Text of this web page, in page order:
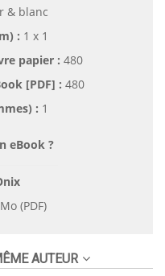
& blanc
: 1 x 1
papier : 480
[PDF] : 480
: 1
eBook ?
(PDF)
AUTEUR